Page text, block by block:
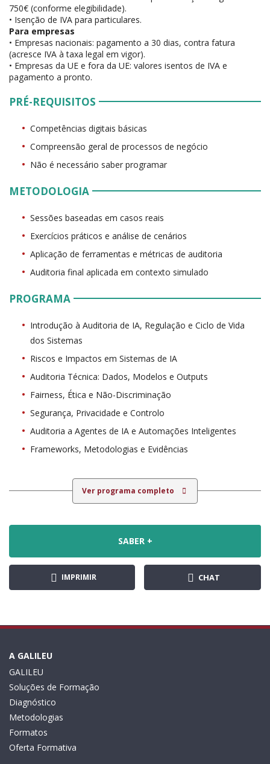
750€ (conforme elegibilidade).
• Isenção de IVA para particulares.
Para empresas
• Empresas nacionais: pagamento a 30 dias, contra fatura
(acresce IVA à taxa legal em vigor).
• Empresas da UE e fora da UE: valores isentos de IVA e
pagamento a pronto.
PRÉ-REQUISITOS
Competências digitais básicas
Compreensão geral de processos de negócio
Não é necessário saber programar
METODOLOGIA
Sessões baseadas em casos reais
Exercícios práticos e análise de cenários
Aplicação de ferramentas e métricas de auditoria
Auditoria final aplicada em contexto simulado
PROGRAMA
Introdução à Auditoria de IA, Regulação e Ciclo de Vida
dos Sistemas
Riscos e Impactos em Sistemas de IA
Auditoria Técnica: Dados, Modelos e Outputs
Fairness, Ética e Não-Discriminação
Segurança, Privacidade e Controlo
Auditoria a Agentes de IA e Automações Inteligentes
Frameworks, Metodologias e Evidências
Ver programa completo
SABER +
IMPRIMIR CHAT
A GALILEU
GALILEU
Soluções de Formação
Diagnóstico
Metodologias
Formatos
Oferta Formativa